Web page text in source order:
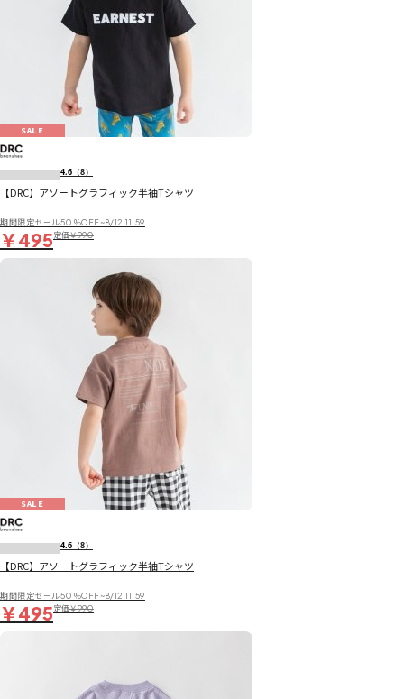
SALE
4.6 （8）
【DRC】アソートグラフィック半袖Tシャツ
期間限定セール50％OFF~8/12 11:59
￥495定価￥990
SALE
4.6 （8）
【DRC】アソートグラフィック半袖Tシャツ
期間限定セール50％OFF~8/12 11:59
￥495定価￥990